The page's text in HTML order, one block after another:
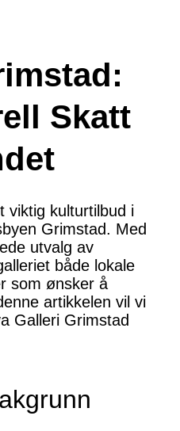
Skatt
viktig kulturtilbud i
Grimstad. Med
utvalg av
både lokale
som ønsker å
artikkelen vil vi
Galleri Grimstad